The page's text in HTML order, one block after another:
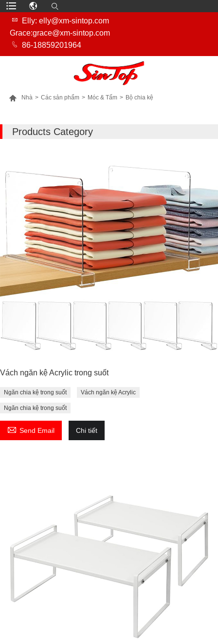

Elly: elly@xm-sintop.com
Grace:grace@xm-sintop.com
 86-18859201964
 Nhà > Các sản phẩm > Móc & Tấm > Bộ chia kệ
Products Category
Vách ngăn kệ Acrylic trong suốt
Ngăn chia kệ trong suốt Vách ngăn kệ Acrylic
Ngăn chia kệ trong suốt
 Send Email Chi tiết